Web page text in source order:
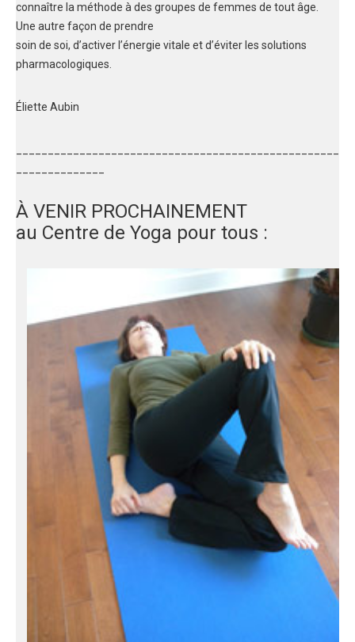
connaître la méthode à des groupes de femmes de tout âge.
Une autre façon de prendre
soin de soi, d’activer l’énergie vitale et d’éviter les solutions
pharmacologiques.
Éliette Aubin
À VENIR PROCHAINEMENT
au Centre de Yoga pour tous :